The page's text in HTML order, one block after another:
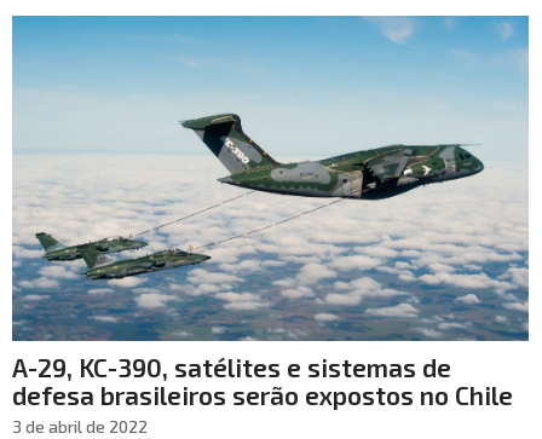
A-29, KC-390, satélites e sistemas de
defesa brasileiros serão expostos no Chile
3 de abril de 2022